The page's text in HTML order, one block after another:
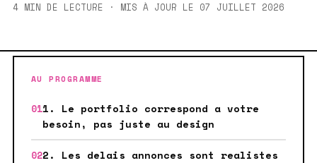
4 MIN DE LECTURE · MIS À JOUR LE 07 JUILLET 2026
AU PROGRAMME
1. Le portfolio correspond a votre
besoin, pas juste au design
2. Les delais annonces sont realistes